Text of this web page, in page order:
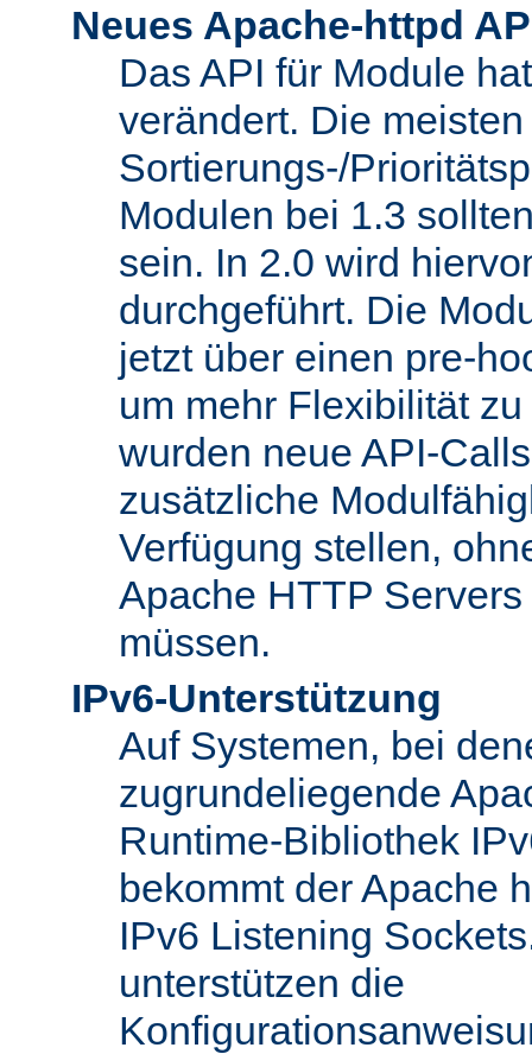
Neues Apache-httpd
Das API für Module
verändert. Die
Sortierungs-/
Modulen bei 1.3
sein. In 2.0 wird
durchgeführt. Die
jetzt über einen pre-
um mehr Flexibilität
wurden neue API-
zusätzliche
Verfügung stellen,
Apache HTTP
müssen.
IPv6-Unterstützung
Auf Systemen, bei
zugrundeliegende
Runtime-Bibliothek
bekommt der Apache
IPv6 Listening
unterstützen die